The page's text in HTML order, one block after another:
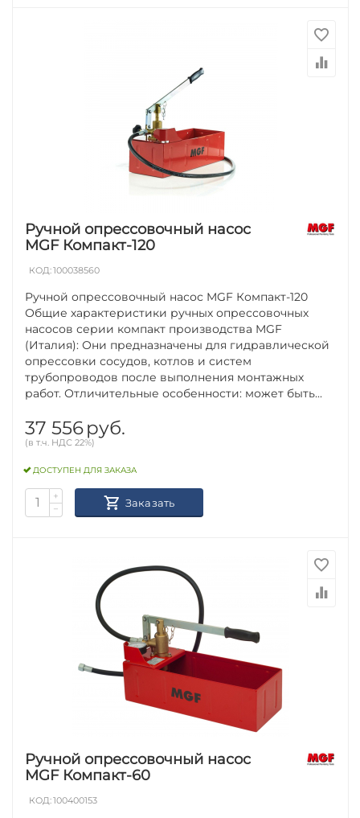
Ручной опрессовочный насос
MGF Компакт-120
КОД:100038560
Ручной опрессовочный насос MGF Компакт-120
Общие характеристики ручных опрессовочных
насосов серии компакт производства MGF
(Италия): Они предназначены для гидравлической
опрессовки сосудов, котлов и систем
трубопроводов после выполнения монтажных
работ. Отличительные особенности: может быть...
37 556руб.
(в т.ч. НДС 22%)
ДОСТУПЕН ДЛЯ ЗАКАЗА
+
−
Заказать
Ручной опрессовочный насос
MGF Компакт-60
КОД:100400153